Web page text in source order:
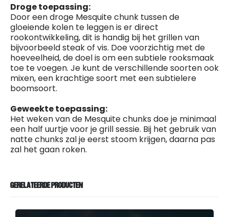
Droge toepassing:
Door een droge Mesquite chunk tussen de
gloeiende kolen te leggen is er direct
rookontwikkeling, dit is handig bij het grillen van
bijvoorbeeld steak of vis. Doe voorzichtig met de
hoeveelheid, de doel is om een subtiele rooksmaak
toe te voegen. Je kunt de verschillende soorten ook
mixen, een krachtige soort met een subtielere
boomsoort.
Geweekte toepassing:
Het weken van de Mesquite chunks doe je minimaal
een half uurtje voor je grill sessie. Bij het gebruik van
natte chunks zal je eerst stoom krijgen, daarna pas
zal het gaan roken.
GERELATEERDE PRODUCTEN